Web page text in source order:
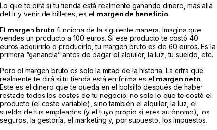
Lo que te dirá si tu tienda está realmente ganando dinero, más allá
del ir y venir de billetes, es el margen de beneficio.
El margen bruto funciona de la siguiente manera. Imagina que
vendes un producto a 100 euros. Si ese producto te costó 40
euros adquirirlo o producirlo, tu margen bruto es de 60 euros. Es la
primera “ganancia” antes de pagar el alquiler, la luz, tu sueldo, etc.
Pero el margen bruto es solo la mitad de la historia. La cifra que
realmente te dirá si tu tienda está en forma es el margen neto.
Este es el dinero que te queda en el bolsillo después de haber
restadotodos los costes de tu negocio: no solo lo que te costó el
producto (el coste variable), sino también el alquiler, la luz, el
sueldo de tus empleados (y el tuyo propio si eres autónomo), los
seguros, la gestoría, el marketing y, por supuesto, los impuestos.